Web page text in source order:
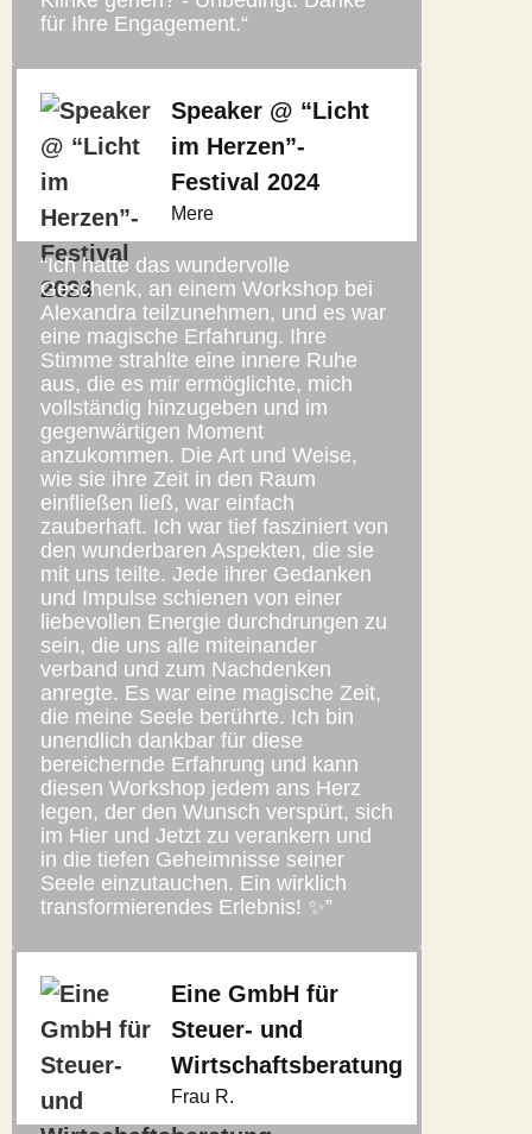
für Ihre Engagement.“
Speaker @ “Licht
im Herzen”-
Festival 2024
Mere
“Ich hatte das wundervolle
Geschenk, an einem Workshop bei
Alexandra teilzunehmen, und es war
eine magische Erfahrung. Ihre
Stimme strahlte eine innere Ruhe
aus, die es mir ermöglichte, mich
vollständig hinzugeben und im
gegenwärtigen Moment
anzukommen. Die Art und Weise,
wie sie ihre Zeit in den Raum
einfließen ließ, war einfach
zauberhaft. Ich war tief fasziniert von
den wunderbaren Aspekten, die sie
mit uns teilte. Jede ihrer Gedanken
und Impulse schienen von einer
liebevollen Energie durchdrungen zu
sein, die uns alle miteinander
verband und zum Nachdenken
anregte. Es war eine magische Zeit,
die meine Seele berührte. Ich bin
unendlich dankbar für diese
bereichernde Erfahrung und kann
diesen Workshop jedem ans Herz
legen, der den Wunsch verspürt, sich
im Hier und Jetzt zu verankern und
in die tiefen Geheimnisse seiner
Seele einzutauchen. Ein wirklich
transformierendes Erlebnis! ✨”
Eine GmbH für
Steuer- und
Wirtschaftsberatung
Frau R.